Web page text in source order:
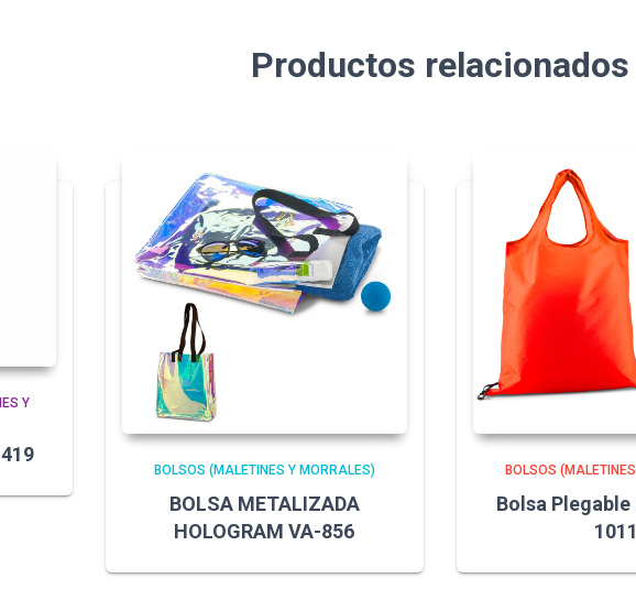
Productos relacionados
Y
BOLSOS (MALETINES Y MORRALES)
BOLSA METALIZADA
HOLOGRAM VA-856
BOLSOS
Bolsa Plegable
1011